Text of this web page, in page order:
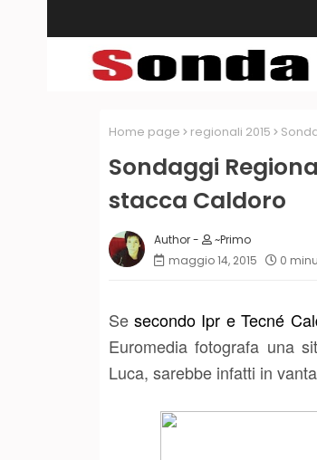
Home page regionali 2015
Sondaggi
stacca Caldoro
~Primo
maggio 14, 2015
0
Se secondo Ipr e Tecné
Euromedia fotografa una
Luca, sarebbe infatti in